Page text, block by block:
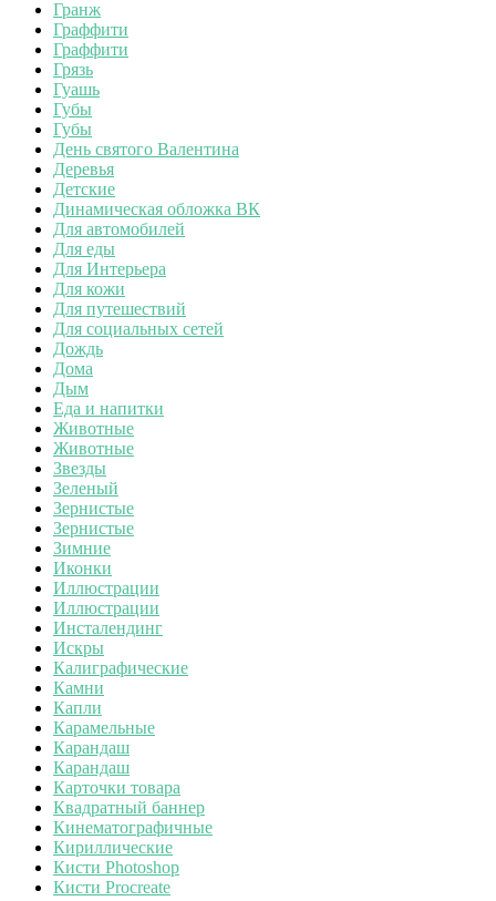
Гранж
Граффити
Граффити
Грязь
Гуашь
Губы
Губы
День святого Валентина
Деревья
Детские
Динамическая обложка ВК
Для автомобилей
Для еды
Для Интерьера
Для кожи
Для путешествий
Для социальных сетей
Дождь
Дома
Дым
Еда и напитки
Животные
Животные
Звезды
Зеленый
Зернистые
Зернистые
Зимние
Иконки
Иллюстрации
Иллюстрации
Инсталендинг
Искры
Калиграфические
Камни
Капли
Карамельные
Карандаш
Карандаш
Карточки товара
Квадратный баннер
Кинематографичные
Кириллические
Кисти Photoshop
Кисти Procreate